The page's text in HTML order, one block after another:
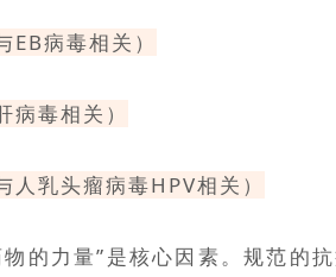
EB病毒相关）
病毒相关）
人乳头瘤病毒HPV相关）
的力量”是核心因素。规范的